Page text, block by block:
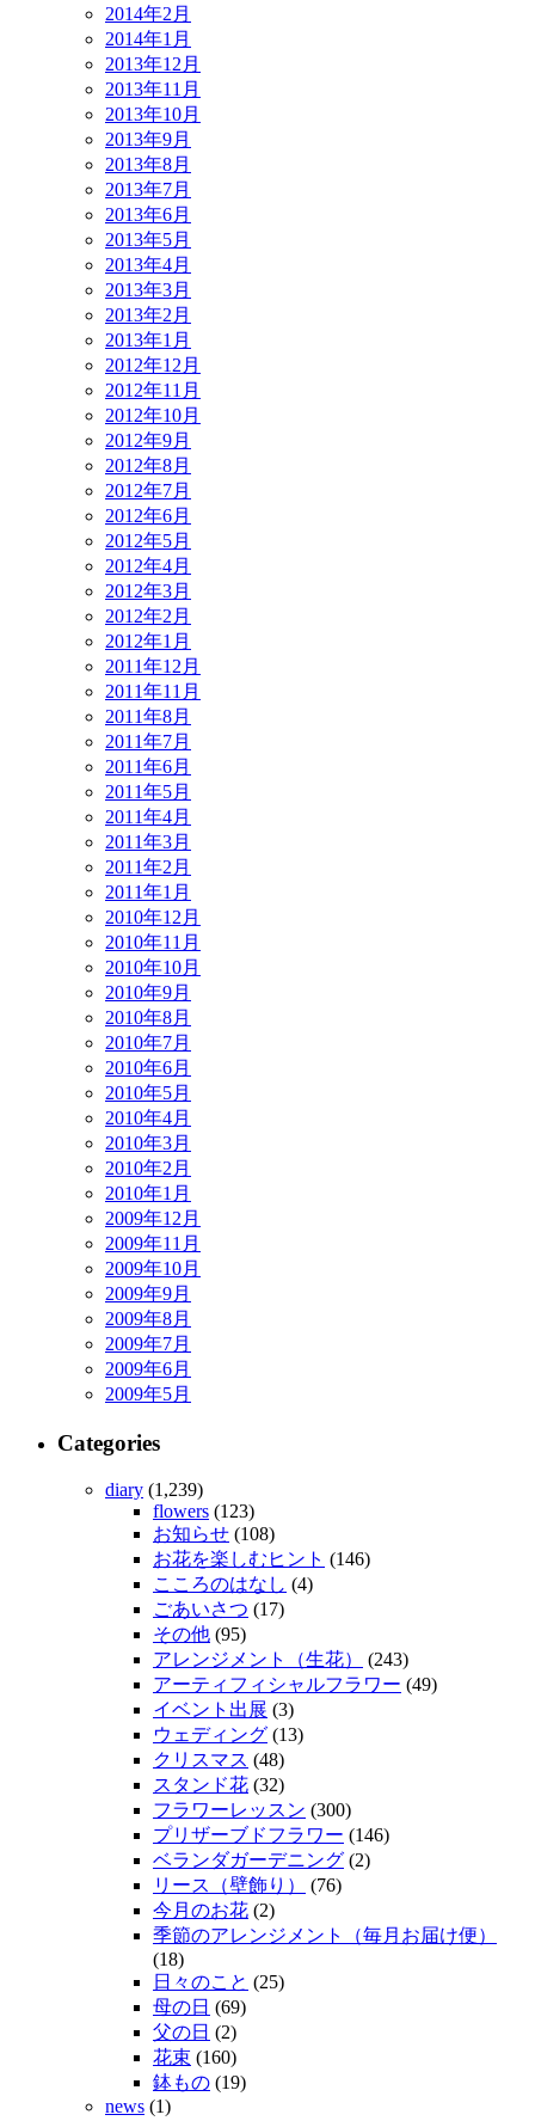
2014年2月
2014年1月
2013年12月
2013年11月
2013年10月
2013年9月
2013年8月
2013年7月
2013年6月
2013年5月
2013年4月
2013年3月
2013年2月
2013年1月
2012年12月
2012年11月
2012年10月
2012年9月
2012年8月
2012年7月
2012年6月
2012年5月
2012年4月
2012年3月
2012年2月
2012年1月
2011年12月
2011年11月
2011年8月
2011年7月
2011年6月
2011年5月
2011年4月
2011年3月
2011年2月
2011年1月
2010年12月
2010年11月
2010年10月
2010年9月
2010年8月
2010年7月
2010年6月
2010年5月
2010年4月
2010年3月
2010年2月
2010年1月
2009年12月
2009年11月
2009年10月
2009年9月
2009年8月
2009年7月
2009年6月
2009年5月
Categories
diary (1,239)
flowers (123)
お知らせ (108)
お花を楽しむヒント (146)
こころのはなし (4)
ごあいさつ (17)
その他 (95)
アレンジメント（生花）
(243)
アーティフィシャルフラワー (49)
イベント出展 (3)
ウェディング (13)
クリスマス (48)
スタンド花 (32)
フラワーレッスン (300)
プリザーブドフラワー (146)
ベランダガーデニング (2)
リース（壁飾り）
(76)
今月のお花 (2)
季節のアレンジメント（毎月お届け便）
(18)
日々のこと (25)
母の日 (69)
父の日 (2)
花束 (160)
鉢もの (19)
news (1)